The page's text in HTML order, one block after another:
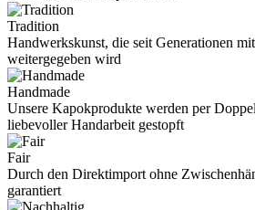
Tradition
Handwerkskunst, die seit Generationen
weitergegeben wird
Handmade
Unsere Kapokprodukte werden per
liebevoller Handarbeit gestopft
Fair
Durch den Direktimport ohne
garantiert